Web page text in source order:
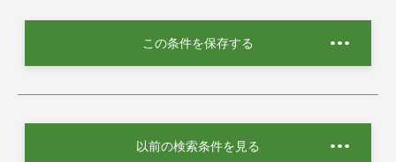
この条件を保存する
以前の検索条件を見る